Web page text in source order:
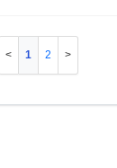
1 2